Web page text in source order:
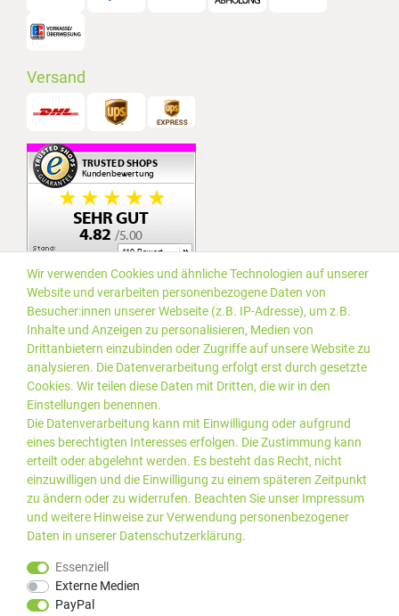
Versand
MwSt. zzgl.Versandkosten
Kundenbewertungen von Trusted Shops
Wir verwenden Cookies und ähnliche Technologien auf unserer
Website und verarbeiten personenbezogene Daten von
Besucher:innen unserer Webseite (z.B. IP-Adresse), um z.B.
Inhalte und Anzeigen zu personalisieren, Medien von
Drittanbietern einzubinden oder Zugriffe auf unsere Website zu
analysieren. Die Datenverarbeitung erfolgt erst durch gesetzte
Cookies. Wir teilen diese Daten mit Dritten, die wir in den
Einstellungen benennen.
Die Datenverarbeitung kann mit Einwilligung oder aufgrund
eines berechtigten Interesses erfolgen. Die Zustimmung kann
erteilt oder abgelehnt werden. Es besteht das Recht, nicht
einzuwilligen und die Einwilligung zu einem späteren Zeitpunkt
zu ändern oder zu widerrufen. Beachten Sie unser Impressum
und weitere Hinweise zur Verwendung personenbezogener
Daten in unserer Daten­schutz­erklärung.
Essenziell
Externe Medien
PayPal